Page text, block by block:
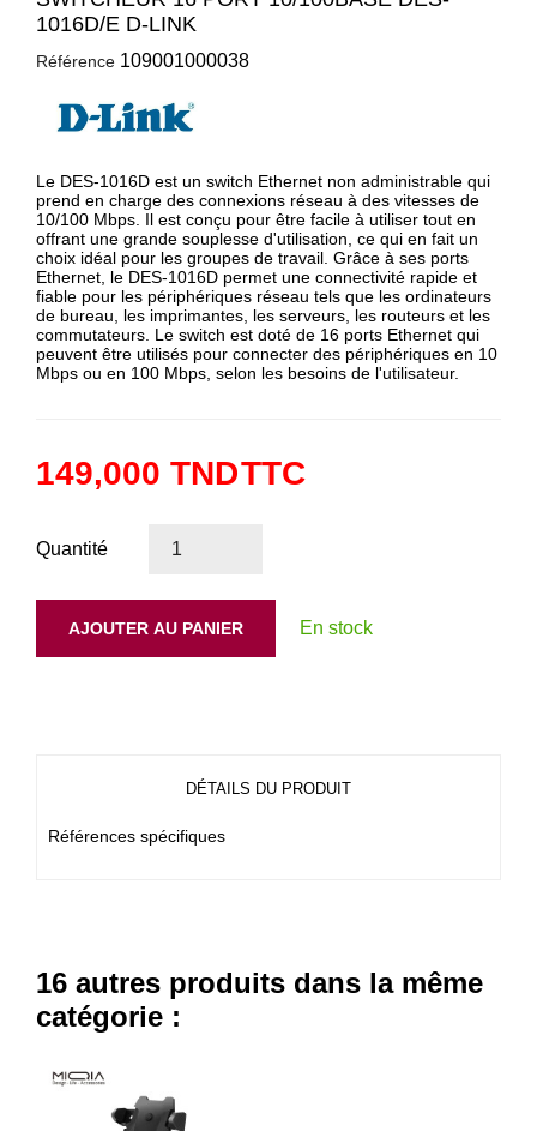
1016D/E D-LINK
Référence 109001000038
Le DES-1016D est un switch Ethernet non administrable qui
prend en charge des connexions réseau à des vitesses de
10/100 Mbps. Il est conçu pour être facile à utiliser tout en
offrant une grande souplesse d'utilisation, ce qui en fait un
choix idéal pour les groupes de travail. Grâce à ses ports
Ethernet, le DES-1016D permet une connectivité rapide et
fiable pour les périphériques réseau tels que les ordinateurs
de bureau, les imprimantes, les serveurs, les routeurs et les
commutateurs. Le switch est doté de 16 ports Ethernet qui
peuvent être utilisés pour connecter des périphériques en 10
Mbps ou en 100 Mbps, selon les besoins de l'utilisateur.
149,000 TNDTTC
Quantité
AJOUTER AU PANIER En stock
DÉTAILS DU PRODUIT
Références spécifiques
16 autres produits dans la même
catégorie :